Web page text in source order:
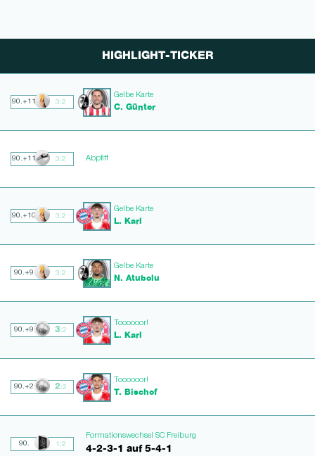
HIGHLIGHT-TICKER
90.+11 3:2
Gelbe Karte
C. Günter
90.+11 3:2 Abpfiff
90.+10 3:2
Gelbe Karte
L. Karl
90.+9 3:2
Gelbe Karte
N. Atubolu
90.+9 3 :2
Toooooor!
L. Karl
90.+2 2 :2
Toooooor!
T. Bischof
90. 1:2
Formationswechsel SC Freiburg
4-2-3-1 auf 5-4-1